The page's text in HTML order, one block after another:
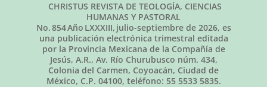
CHRISTUS REVISTA DE TEOLOGÍA, CIENCIAS
HUMANAS Y PASTORAL
No.854Año LXXXIII, julio-septiembre de 2026, es
una publicación electrónica trimestral editada
por la Provincia Mexicana de la Compañía de
Jesús, A.R., Av. Río Churubusco núm. 434,
Colonia del Carmen, Coyoacán, Ciudad de
México, C.P. 04100, teléfono: 55 5533 5835.